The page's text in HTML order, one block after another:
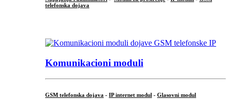
telefonska dojava
Komunikacioni moduli
GSM telefonska dojava - IP internet modul - Glasovni modul